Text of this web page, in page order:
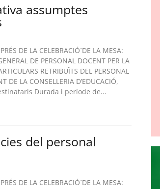
assumptes
DE LA CELEBRACIÓ´DE LA MESA:
DE PERSONAL DOCENT PER LA
RETRIBUÏTS DEL PERSONAL
DE LA CONSELLERIA D’EDUCACIÓ,
Durada i període de...
del personal
DE LA CELEBRACIÓ´DE LA MESA: